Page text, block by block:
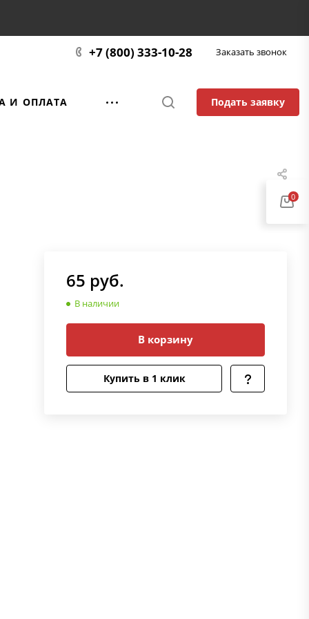
+7 (800) 333-10-28 Заказать звонок
И ОПЛАТА Подать заявку
65 руб.
В наличии
В корзину
Купить в 1 клик
0